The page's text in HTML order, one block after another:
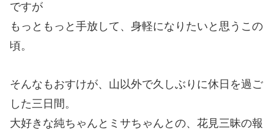
ですが
もっともっと手放して、身軽になりたいと思うこの
頃。
そんなもおすけが、山以外で久しぶりに休日を過ご
した三日間。
大好きな純ちゃんとミサちゃんとの、花見三昧の報